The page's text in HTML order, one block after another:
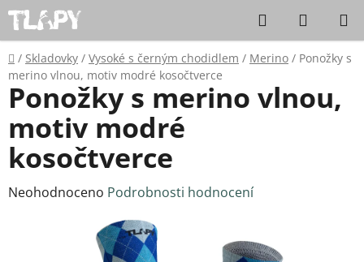
Přejít na obsah Hledat
Domů
/ Skladovky / Vysoké s černým chodidlem / Merino / Ponožky s
merino vlnou, motiv modré kosočtverce
Ponožky s merino vlnou,
motiv modré
kosočtverce
Průměrné hodnocení produktu je 0,0 z 5 hvězdiček.
Neohodnoceno Podrobnosti hodnocení